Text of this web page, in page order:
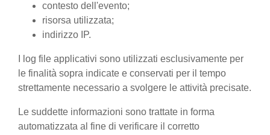
contesto dell'evento;
risorsa utilizzata;
indirizzo IP.
I log file applicativi sono utilizzati esclusivamente per
le finalità sopra indicate e conservati per il tempo
strettamente necessario a svolgere le attività precisate.
Le suddette informazioni sono trattate in forma
automatizzata al fine di verificare il corretto